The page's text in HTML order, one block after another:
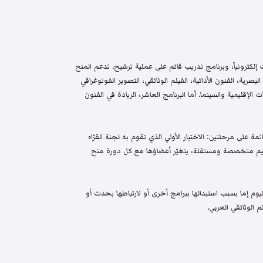
وبرنامج تدريب قائم على عملية ترشيح. تدعم المنح
الفنون الأدائية، الفيلم الوثائقي، التصوير الفوتوغرافي
والسينما. أما البرنامج العاشر، الريادة في الفنون
قائمة على مرحلتين: الاختيار الأولي الذي تقوم به لجنة القرّاء
متخصصة ومستقلة، يتغيّر أعضاؤها مع كل دورة منح
إما بسبب استبدالها ببرامج أخرى أو لارتباطها بحدث أو
الوثائقي العربي.